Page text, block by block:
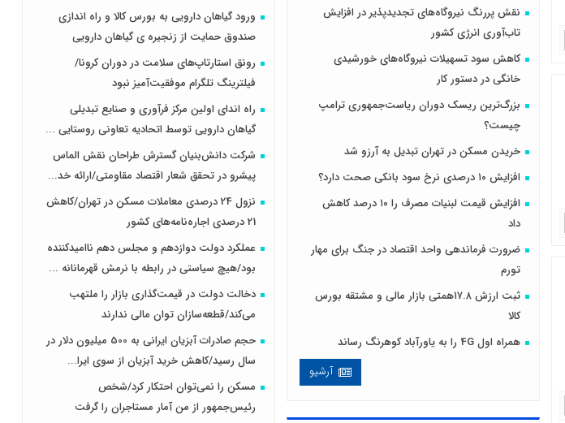
نقش پررنگ نیروگاه‌های تجدیدپذیر در افزایش
تاب‌آوری انرژی کشور
کاهش سود تسهیلات نیروگاه‌های خورشیدی
خانگی در دستور کار
بزرگ‌ترین ریسک دوران ریاست‌جمهوری ترامپ
چیست؟
خریدن مسکن در تهران تبدیل به آرزو شد
افزایش ۱۰ درصدی نرخ سود بانکی صحت دارد؟
افزایش قیمت لبنیات مصرف را ۱۰ درصد کاهش
داد
ضرورت فرماندهی واحد اقتصاد در جنگ برای مهار
تورم
ثبت ارزش ۱۷.۸همتی بازار مالی و مشتقه بورس
کالا
همراه اول 4G را به یاورآباد کوهرنگ رساند
آرشیو
ورود گیاهان دارویی به بورس کالا و راه اندازی
صندوق حمایت از زنجیره ی گیاهان دارویی
رونق استارتاپ‌های سلامت در دوران کرونا/
فیلترینگ تلگرام موفقیت‌آمیز نبود
راه اندای اولین مرکز فرآوری و صنایع تبدیلی
گیاهان دارویی توسط اتحادیه تعاونی روستایی ...
شرکت دانش‌بنیان گسترش طراحان‌‌ ‌نقش‌ الماس
پیشرو در تحقق شعار اقتصاد مقاومتی/ارائه خد...
نزول 24 درصدی معاملات مسکن در تهران/کاهش
21 درصدی اجاره‌نامه‌های کشور
عملکرد دولت دوازدهم و مجلس دهم ناامیدکننده
بود/هیچ سیاستی در رابطه با نرمش قهرمانانه ...
دخالت دولت در قیمت‌گذاری بازار را ملتهب
می‌کند/قطعه‌سازان توان مالی ندارند
حجم صادرات آبزیان ایرانی به 500 میلیون دلار در
سال رسید/کاهش خرید آبزیان از سوی ایرا...
مسکن را نمی‌توان احتکار کرد/شخص
رئیس‌جمهور از من آمار مستاجران را گرفت